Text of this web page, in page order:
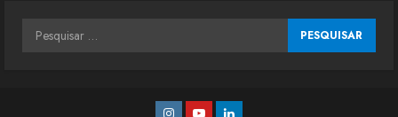
Pesquisar
Instagram
YoutubeLinkedin